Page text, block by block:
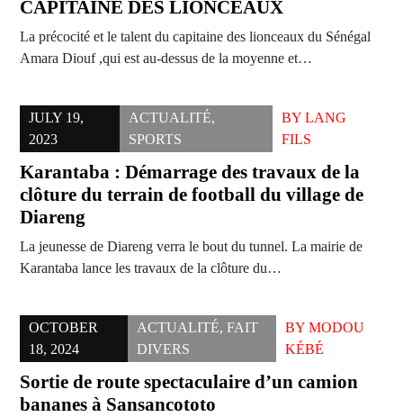
CAPITAINE DES LIONCEAUX
La précocité et le talent du capitaine des lionceaux du Sénégal
Amara Diouf ,qui est au-dessus de la moyenne et…
JULY 19,
2023
ACTUALITÉ,
SPORTS
BYLANG
FILS
Karantaba : Démarrage des travaux de la
clôture du terrain de football du village de
Diareng
La jeunesse de Diareng verra le bout du tunnel. La mairie de
Karantaba lance les travaux de la clôture du…
OCTOBER
18, 2024
ACTUALITÉ,FAIT
DIVERS
BYMODOU
KÉBÉ
Sortie de route spectaculaire d’un camion
bananes à Sansancototo